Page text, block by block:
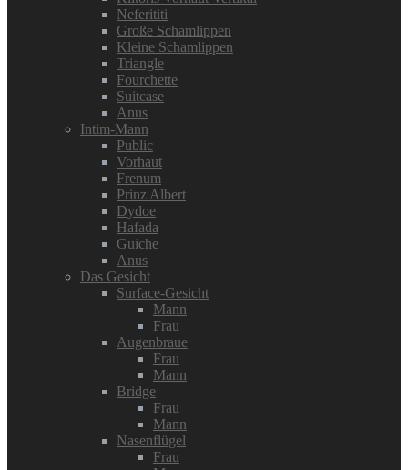
Neferititi
Große Schamlippen
Kleine Schamlippen
Triangle
Fourchette
Suitcase
Anus
Intim-Mann
Public
Vorhaut
Frenum
Prinz Albert
Dydoe
Hafada
Guiche
Anus
Das Gesicht
Surface-Gesicht
Mann
Frau
Augenbraue
Frau
Mann
Bridge
Frau
Mann
Nasenflügel
Frau